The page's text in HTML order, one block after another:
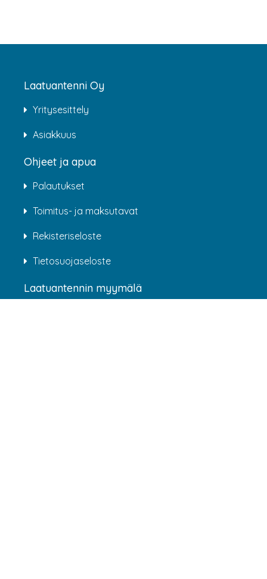
Laatuantenni Oy
Yritysesittely
Asiakkuus
Ohjeet ja apua
Palautukset
Toimitus- ja maksutavat
Rekisteriseloste
Tietosuojaseloste
Laatuantennin myymälä